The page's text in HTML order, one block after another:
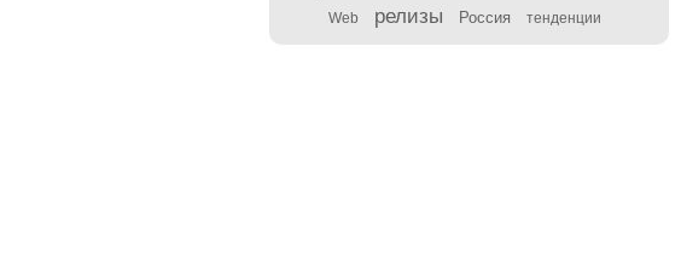
Web релизы Россия тенденции